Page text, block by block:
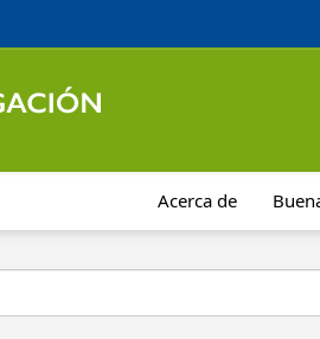
Acerca de